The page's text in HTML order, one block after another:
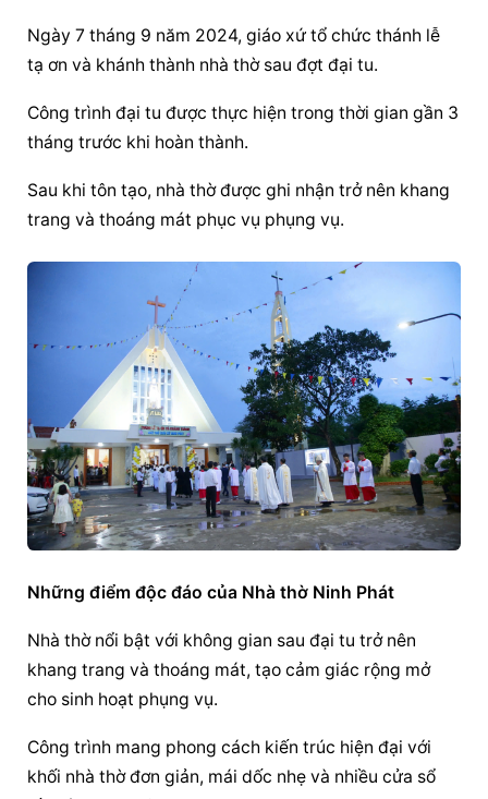
Ngày 7 tháng 9 năm 2024, giáo xứ tổ chức thánh lễ
tạ ơn và khánh thành nhà thờ sau đợt đại tu.
Công trình đại tu được thực hiện trong thời gian gần 3
tháng trước khi hoàn thành.
Sau khi tôn tạo, nhà thờ được ghi nhận trở nên khang
trang và thoáng mát phục vụ phụng vụ.
Những điểm độc đáo của Nhà thờ Ninh Phát
Nhà thờ nổi bật với không gian sau đại tu trở nên
khang trang và thoáng mát, tạo cảm giác rộng mở
cho sinh hoạt phụng vụ.
Công trình mang phong cách kiến trúc hiện đại với
khối nhà thờ đơn giản, mái dốc nhẹ và nhiều cửa sổ